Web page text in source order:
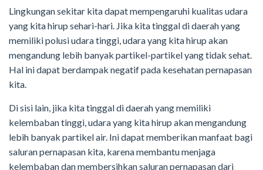
Lingkungan sekitar kita dapat mempengaruhi kualitas udara
yang kita hirup sehari-hari. Jika kita tinggal di daerah yang
memiliki polusi udara tinggi, udara yang kita hirup akan
mengandung lebih banyak partikel-partikel yang tidak sehat.
Hal ini dapat berdampak negatif pada kesehatan pernapasan
kita.
Di sisi lain, jika kita tinggal di daerah yang memiliki
kelembaban tinggi, udara yang kita hirup akan mengandung
lebih banyak partikel air. Ini dapat memberikan manfaat bagi
saluran pernapasan kita, karena membantu menjaga
kelembaban dan membersihkan saluran pernapasan dari